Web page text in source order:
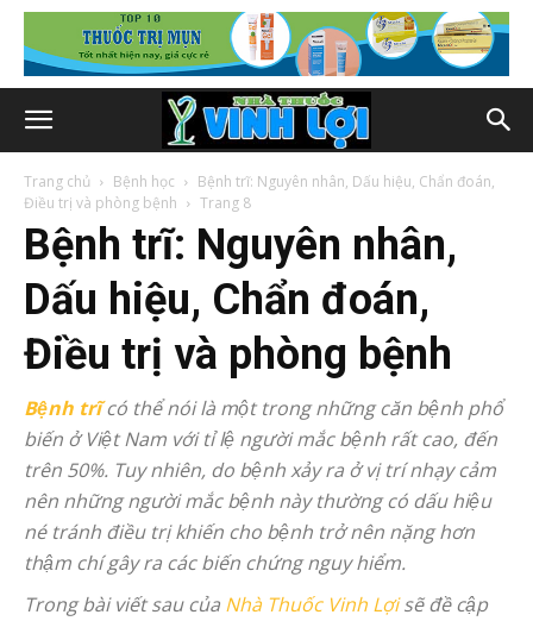
Trang chủ Bệnh học
Bệnh trĩ: Nguyên nhân, Dấu hiệu, Chẩn đoán,
Điều trị và phòng bệnh
Trang 8
Bệnh trĩ: Nguyên nhân,
Dấu hiệu, Chẩn đoán,
Điều trị và phòng bệnh
Bệnh trĩ có thể nói là một trong những căn bệnh phổ
biến ở Việt Nam với tỉ lệ người mắc bệnh rất cao, đến
trên 50%. Tuy nhiên, do bệnh xảy ra ở vị trí nhạy cảm
nên những người mắc bệnh này thường có dấu hiệu
né tránh điều trị khiến cho bệnh trở nên nặng hơn
thậm chí gây ra các biến chứng nguy hiểm.
Trong bài viết sau của Nhà Thuốc Vinh Lợisẽ đề cập